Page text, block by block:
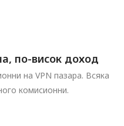
по-висок доход
на VPN пазара. Всяка
комисионни.